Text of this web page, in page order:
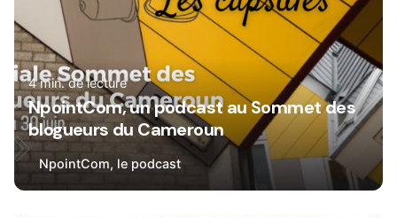
4 min. de lecture
NpointCom, un podcast au Sommet des
blogueurs du Cameroun
NpointCom, le podcast